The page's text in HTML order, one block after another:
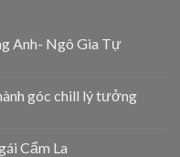
Anh- Ngô Gia Tự
góc chill lý tưởng
Cẩm La